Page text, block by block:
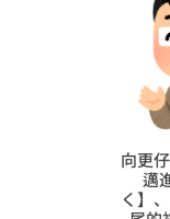
【逆
【講